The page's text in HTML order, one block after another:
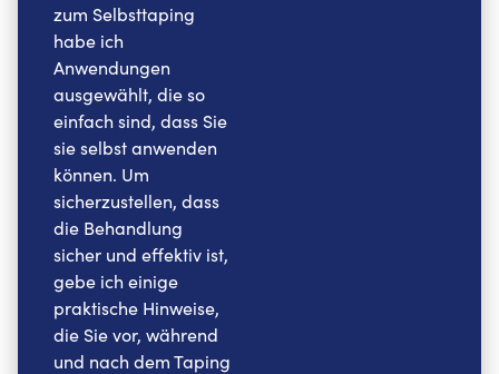
zum Selbsttaping
habe ich
Anwendungen
ausgewählt, die so
einfach sind, dass Sie
sie selbst anwenden
können. Um
sicherzustellen, dass
die Behandlung
sicher und effektiv ist,
gebe ich einige
praktische Hinweise,
die Sie vor, während
und nach dem Taping